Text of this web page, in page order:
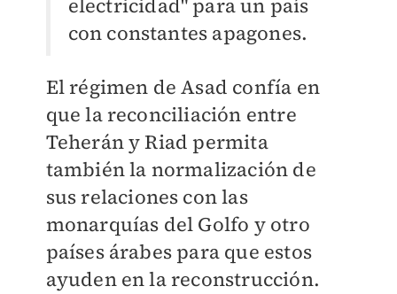
electricidad" para un país
con constantes apagones.
El régimen de Asad confía en
que la reconciliación entre
Teherán y Riad permita
también la normalización de
sus relaciones con las
monarquías del Golfo y otro
países árabes para que estos
ayuden en la reconstrucción.